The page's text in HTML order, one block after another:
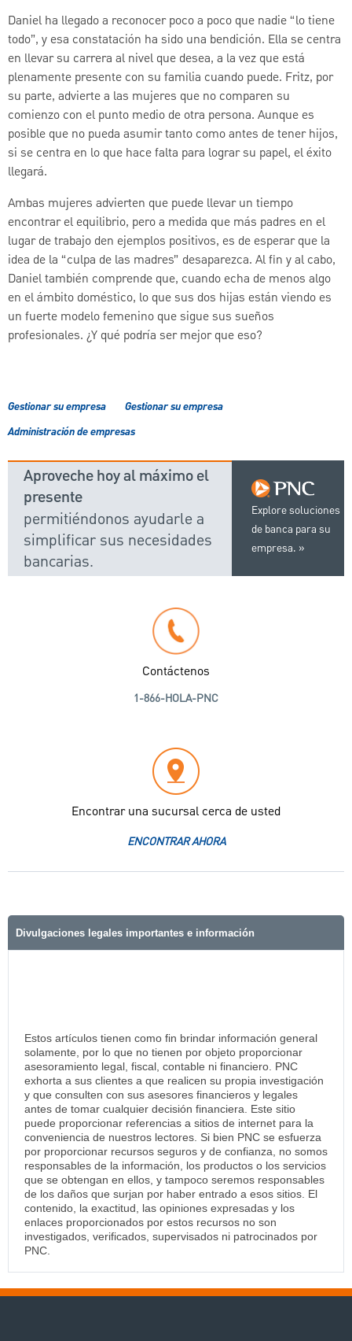
Daniel ha llegado a reconocer poco a poco que nadie “lo tiene
todo”, y esa constatación ha sido una bendición. Ella se centra
en llevar su carrera al nivel que desea, a la vez que está
plenamente presente con su familia cuando puede. Fritz, por
su parte, advierte a las mujeres que no comparen su
comienzo con el punto medio de otra persona. Aunque es
posible que no pueda asumir tanto como antes de tener hijos,
si se centra en lo que hace falta para lograr su papel, el éxito
llegará.
Ambas mujeres advierten que puede llevar un tiempo
encontrar el equilibrio, pero a medida que más padres en el
lugar de trabajo den ejemplos positivos, es de esperar que la
idea de la “culpa de las madres” desaparezca. Al fin y al cabo,
Daniel también comprende que, cuando echa de menos algo
en el ámbito doméstico, lo que sus dos hijas están viendo es
un fuerte modelo femenino que sigue sus sueños
profesionales. ¿Y qué podría ser mejor que eso?
Gestionar su empresa
Gestionar su empresa
Administración de empresas
Explore soluciones
de banca para su
empresa.
Aproveche hoy al máximo el
presente
permitiéndonos ayudarle a
simplificar sus necesidades
bancarias.
Contáctenos
1-866-HOLA-PNC
Encontrar una sucursal cerca de usted
ENCONTRAR AHORA
Divulgaciones legales importantes e información
Estos artículos tienen como fin brindar información general
solamente, por lo que no tienen por objeto proporcionar
asesoramiento legal, fiscal, contable ni financiero. PNC
exhorta a sus clientes a que realicen su propia investigación
y que consulten con sus asesores financieros y legales
antes de tomar cualquier decisión financiera. Este sitio
puede proporcionar referencias a sitios de internet para la
conveniencia de nuestros lectores. Si bien PNC se esfuerza
por proporcionar recursos seguros y de confianza, no somos
responsables de la información, los productos o los servicios
que se obtengan en ellos, y tampoco seremos responsables
de los daños que surjan por haber entrado a esos sitios. El
contenido, la exactitud, las opiniones expresadas y los
enlaces proporcionados por estos recursos no son
investigados, verificados, supervisados ni patrocinados por
PNC.